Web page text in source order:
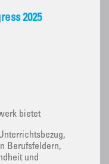
2025
bietet
Berufsfeldern,
und